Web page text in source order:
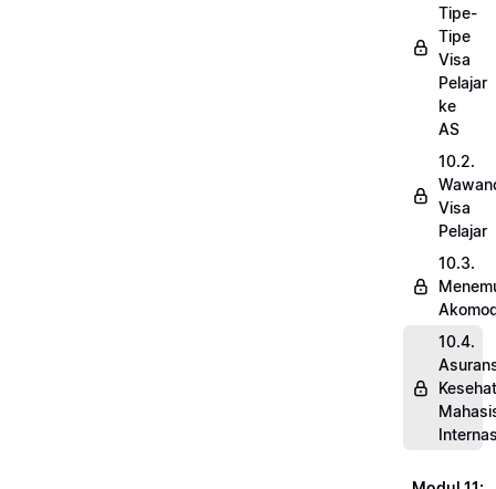
Tipe-
Tipe
Visa
Pelajar
ke
AS
10.2.
Visa
Pelajar
10.3.
10.4.